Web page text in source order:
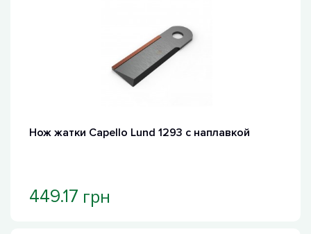
Нож жатки Capello Lund 1293 с наплавкой
449.17 грн